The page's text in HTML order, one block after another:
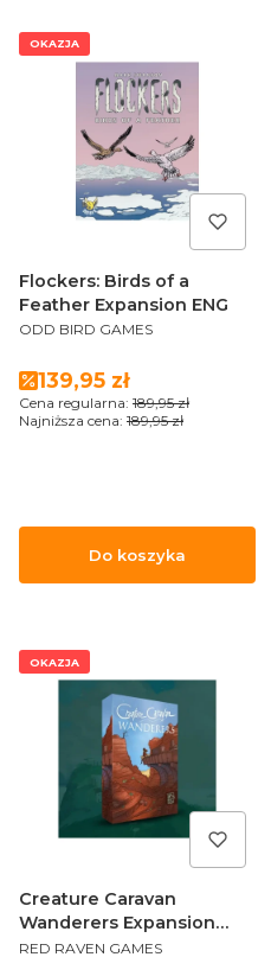
OKAZJA
Flockers: Birds of a
Feather Expansion ENG
PRODUCENT
ODD BIRD GAMES
Cena promocyjna
139,95 zł
Cena regularna: 189,95 zł
Najniższa cena: 189,95 zł
Do koszyka
OKAZJA
Creature Caravan
Wanderers Expansion
ENG
PRODUCENT
RED RAVEN GAMES